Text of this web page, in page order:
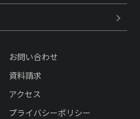
お問い合わせ
資料請求
アクセス
プライバシーポリシー